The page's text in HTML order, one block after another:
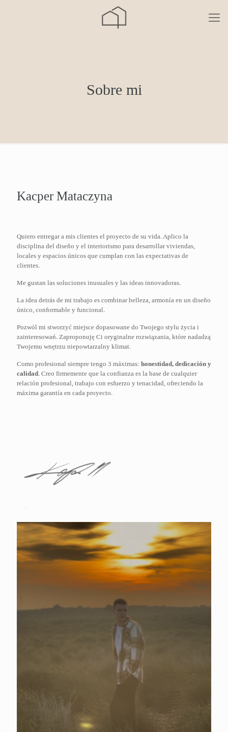
Sobre mi
Kacper Mataczyna
Quiero entregar a mis clientes el proyecto de su vida. Aplico la
disciplina del diseño y el interiorismo para desarrollar viviendas,
locales y espacios únicos que cumplan con las expectativas de
clientes.
Me gustan las soluciones inusuales y las ideas innovadoras.
La idea detrás de mi trabajo es combinar belleza, armonía en un diseño
único, conformable y funcional.
Pozwól mi stworzyć miejsce dopasowane do Twojego stylu życia i
zainteresowań. Zaproponuję Ci oryginalne rozwiązania, które nadadzą
Twojemu wnętrzu niepowtarzalny klimat.
Como profesional siempre tengo 3 máximas: honestidad, dedicación y
calidad. Creo firmemente que la confianza es la base de cualquier
relación profesional, trabajo con esfuerzo y tenacidad, ofreciendo la
máxima garantía en cada proyecto.